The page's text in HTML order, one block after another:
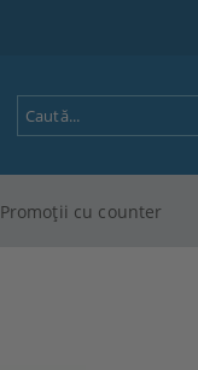
Promoţii cu counter